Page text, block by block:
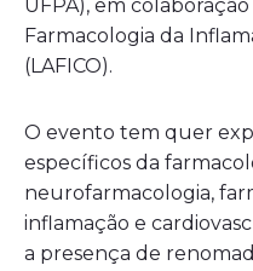
UFPA), em
Farmacologia da
(LAFICO).
O evento tem quer
específicos da
neurofarmacologia,
inflamação e
a presença de